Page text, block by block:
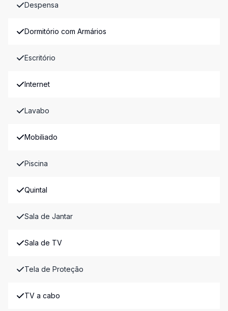
Despensa
Dormitório com Armários
Escritório
Internet
Lavabo
Mobiliado
Piscina
Quintal
Sala de Jantar
Sala de TV
Tela de Proteção
TV a cabo